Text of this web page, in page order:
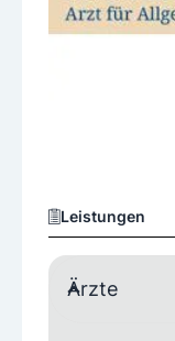
Leistungen
Ärzte